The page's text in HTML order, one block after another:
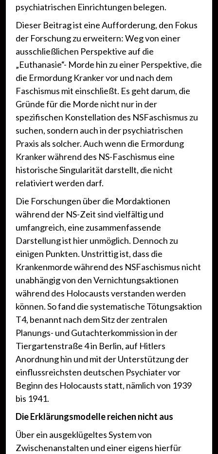
psychiatrischen Einrichtungen belegen.
Dieser Beitrag ist eine Aufforderung, den Fokus
der Forschung zu erweitern: Weg von einer
ausschließlichen Perspektive auf die
„Euthanasie“- Morde hin zu einer Perspektive, die
die Ermordung Kranker vor und nach dem
Faschismus mit einschließt. Es geht darum, die
Gründe für die Morde nicht nur in der
spezifischen Konstellation des NSFaschismus zu
suchen, sondern auch in der psychiatrischen
Praxis als solcher. Auch wenn die Ermordung
Kranker während des NS-Faschismus eine
historische Singularität darstellt, die nicht
relativiert werden darf.
Die Forschungen über die Mordaktionen
während der NS-Zeit sind vielfältig und
umfangreich, eine zusammenfassende
Darstellung ist hier unmöglich. Dennoch zu
einigen Punkten. Unstrittig ist, dass die
Krankenmorde während des NSFaschismus nicht
unabhängig von den Vernichtungsaktionen
während des Holocausts verstanden werden
können. So fand die systematische Tötungsaktion
T4, benannt nach dem Sitz der zentralen
Planungs- und Gutachterkommission in der
Tiergartenstraße 4 in Berlin, auf Hitlers
Anordnung hin und mit der Unterstützung der
einflussreichsten deutschen Psychiater vor
Beginn des Holocausts statt, nämlich von 1939
bis 1941.
Die Erklärungsmodelle reichen nicht aus
Über ein ausgeklügeltes System von
Zwischenanstalten und einer eigens hierfür